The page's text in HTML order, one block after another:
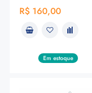
R$ 160,00
Em estoque